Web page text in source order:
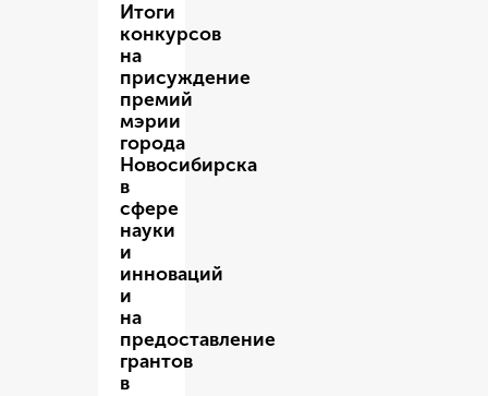
Итоги
конкурсов
на
присуждение
премий
мэрии
города
Новосибирска
в
сфере
науки
и
инноваций
и
на
предоставление
грантов
в